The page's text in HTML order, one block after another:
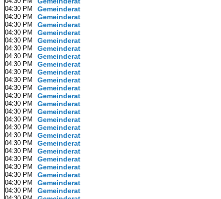
04:30 PM Gemeinderat
04:30 PM Gemeinderat
04:30 PM Gemeinderat
04:30 PM Gemeinderat
04:30 PM Gemeinderat
04:30 PM Gemeinderat
04:30 PM Gemeinderat
04:30 PM Gemeinderat
04:30 PM Gemeinderat
04:30 PM Gemeinderat
04:30 PM Gemeinderat
04:30 PM Gemeinderat
04:30 PM Gemeinderat
04:30 PM Gemeinderat
04:30 PM Gemeinderat
04:30 PM Gemeinderat
04:30 PM Gemeinderat
04:30 PM Gemeinderat
04:30 PM Gemeinderat
04:30 PM Gemeinderat
04:30 PM Gemeinderat
04:30 PM Gemeinderat
04:30 PM Gemeinderat
04:30 PM Gemeinderat